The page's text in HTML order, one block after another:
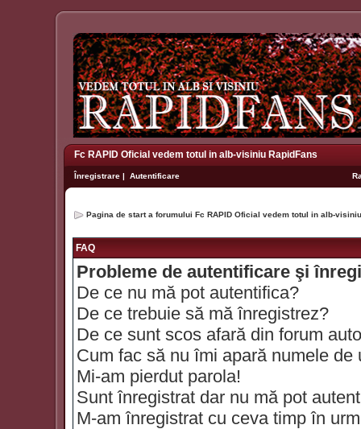
Fc RAPID Oficial vedem totul in alb-visiniu RapidFans
Înregistrare | Autentificare
Pagina de start a forumului Fc RAPID Oficial vedem totul in alb-
FAQ
Probleme de autentificare şi
De ce nu mă pot autentifica?
De ce trebuie să mă înregistrez?
De ce sunt scos afară din forum
Cum fac să nu îmi apară numele
Mi-am pierdut parola!
Sunt înregistrat dar nu mă pot
M-am înregistrat cu ceva timp în